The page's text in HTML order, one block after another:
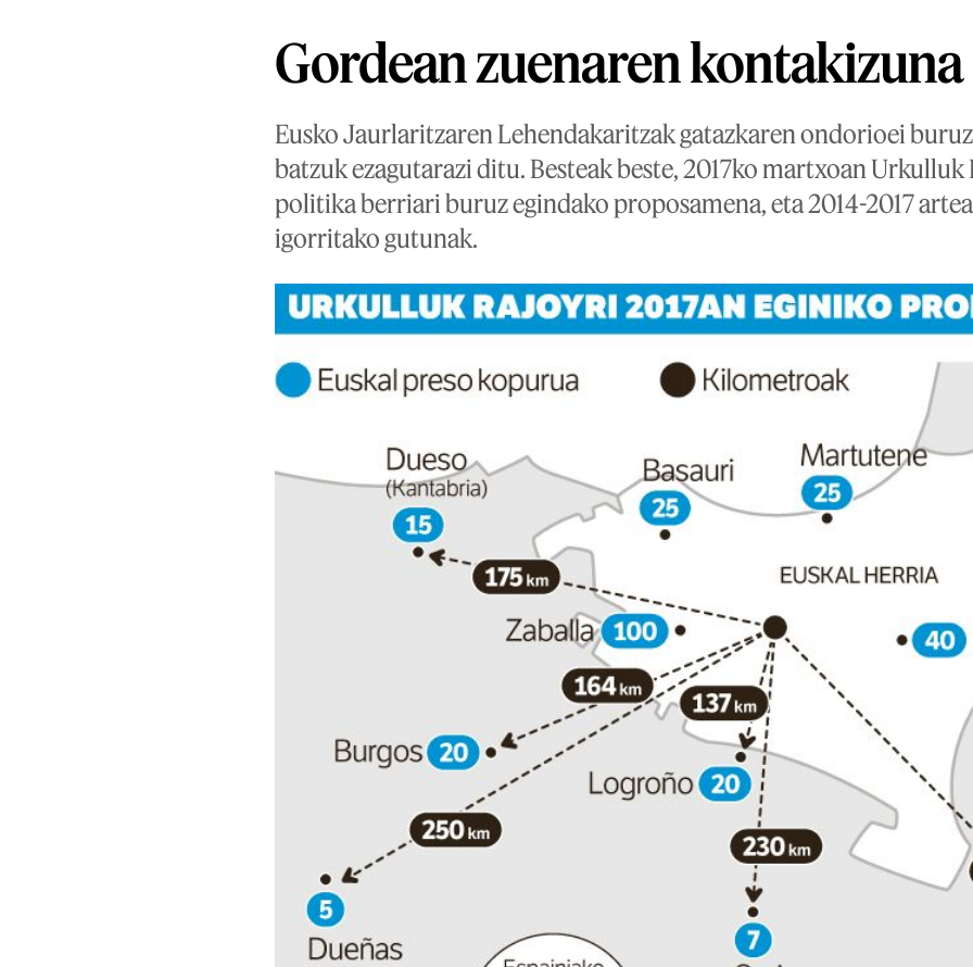
Gordean zuenaren kontakizuna
Eusko Jaurlaritzaren Lehendakaritzak gatazkaren ondorioei
batzuk ezagutarazi ditu. Besteak beste, 2017ko martxoan Urkulluk
politika berriari buruz egindako proposamena, eta 2014-2017
igorritako gutunak.